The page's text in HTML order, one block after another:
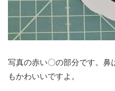
写真の赤い〇の部分です。鼻
もかわいいですよ。